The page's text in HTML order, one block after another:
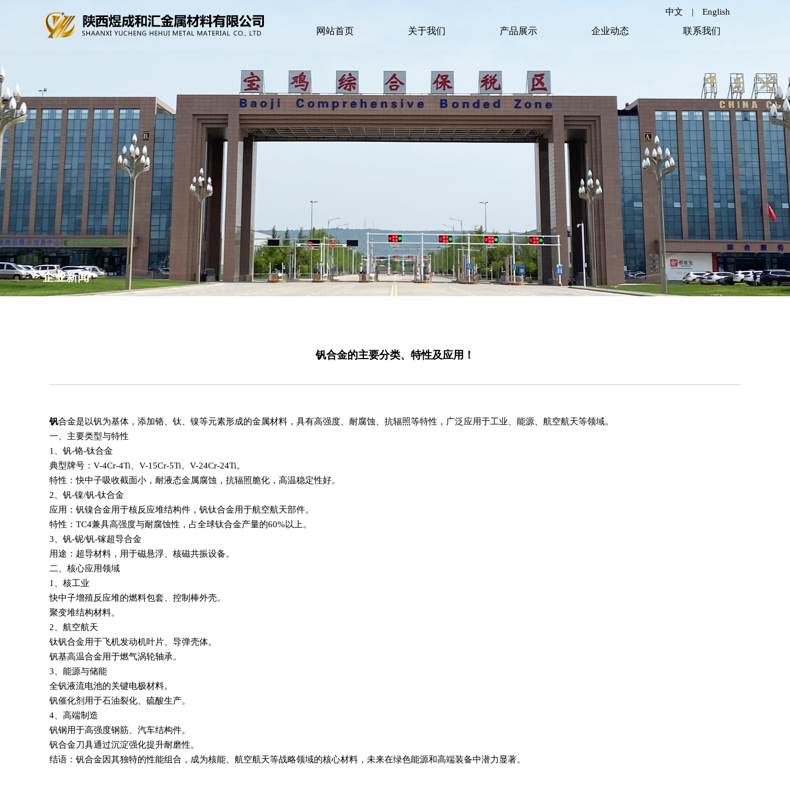
中文 | English
网站首页 关于我们 产品展示 企业动态 联系我们
企业新闻
钒合金的主要分类、特性及应用！
钒合金是以钒为基体，添加铬、钛、镍等元素形成的金属材料，具有高强度、耐腐蚀、抗辐照等特性，广泛应用于工业、能源、航空航天等领域。
一、主要类型与特性‌
1、钒-铬-钛合金‌
典型牌号‌：V-4Cr-4Ti、V-15Cr-5Ti、V-24Cr-24Ti‌。
特性‌：快中子吸收截面小，耐液态金属腐蚀，抗辐照脆化，高温稳定性好。
2、钒-镍/钒-钛合金‌
应用‌：钒镍合金用于核反应堆结构件，钒钛合金用于航空航天部件‌。
特性‌：TC4兼具高强度与耐腐蚀性，占全球钛合金产量的60%以上‌。
3、钒-铌/钒-镓超导合金‌
用途‌：超导材料，用于磁悬浮、核磁共振设备‌。
二、核心应用领域‌
1、核工业‌
快中子增殖反应堆的燃料包套、控制棒外壳‌。
聚变堆结构材料‌。
2、航空航天‌
钛钒合金用于飞机发动机叶片、导弹壳体‌。
钒基高温合金用于燃气涡轮轴承‌。
3、能源与储能‌
全钒液流电池的关键电极材料‌。
钒催化剂用于石油裂化、硫酸生产‌。
4、高端制造‌
钒钢用于高强度钢筋、汽车结构件‌。
钒合金刀具通过沉淀强化提升耐磨性‌。
结语：钒合金因其独特的性能组合，成为核能、航空航天等战略领域的核心材料，未来在绿色能源和高端装备中潜力显著‌。